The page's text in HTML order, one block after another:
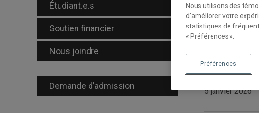
Étudiant.e.s
Soutien financier
Nous joindre
Demande d’admission
Lectures de
5 janvier 2026
Nous utilisons des
d’améliorer votre
statistiques de
« Préférences ».
Préférences